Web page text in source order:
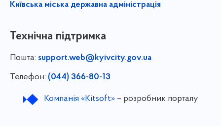
Київська міська державна адміністрація
Технічна підтримка
Пошта: support.web@kyivcity.gov.ua
Телефон: (044) 366-80-13
Компанія «Kitsoft»– розробник порталу